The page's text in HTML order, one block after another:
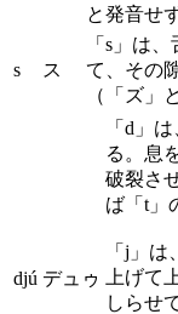
と発音せ
s ス
「s」は
て、その
（「ズ」
djú デュゥ
「d」
る。息
破裂さ
ば「t」
「j」
上げて
しらせ